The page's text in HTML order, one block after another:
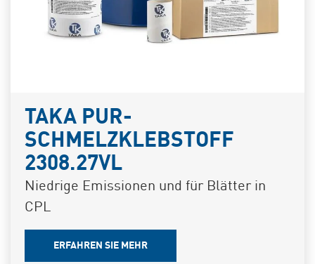
TAKA PUR-
SCHMELZKLEBSTOFF
2308.27VL
Niedrige Emissionen und für Blätter in
CPL
ERFAHREN SIE MEHR